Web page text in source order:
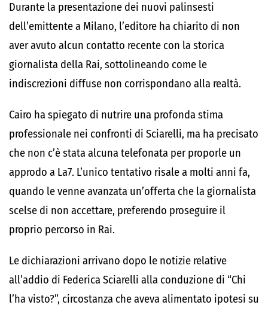
Durante la presentazione dei nuovi palinsesti
dell’emittente a Milano, l’editore ha chiarito di non
aver avuto alcun contatto recente con la storica
giornalista della Rai, sottolineando come le
indiscrezioni diffuse non corrispondano alla realtà.
Cairo ha spiegato di nutrire una profonda stima
professionale nei confronti di Sciarelli, ma ha precisato
che non c’è stata alcuna telefonata per proporle un
approdo a La7. L’unico tentativo risale a molti anni fa,
quando le venne avanzata un’offerta che la giornalista
scelse di non accettare, preferendo proseguire il
proprio percorso in Rai.
Le dichiarazioni arrivano dopo le notizie relative
all’addio di Federica Sciarelli alla conduzione di “Chi
l’ha visto?”, circostanza che aveva alimentato ipotesi su